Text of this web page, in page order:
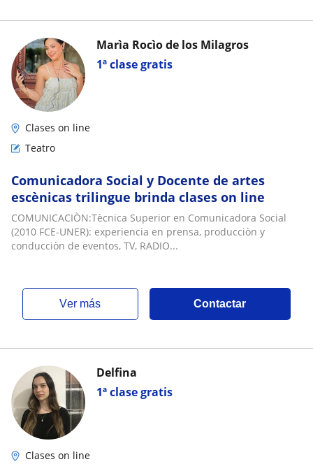
1ª clase gratis
Marìa Rocìo de los Milagros
Clases on line
Teatro
Comunicadora Social y Docente de artes
escènicas trilingue brinda clases on line
COMUNICACIÒN:Tècnica Superior en Comunicadora Social
(2010 FCE-UNER): experiencia en prensa, producciòn y
conducciòn de eventos, TV, RADIO...
ver más Contactar
1ª clase gratis
Delfina
Clases on line